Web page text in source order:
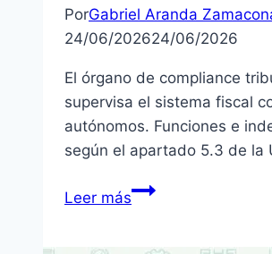
PorGabriel Aranda
24/06/202624/06/2026
El órgano de compliance
supervisa el sistema fiscal
autónomos. Funciones e
según el apartado 5.3 de la
Leer másÓrgano